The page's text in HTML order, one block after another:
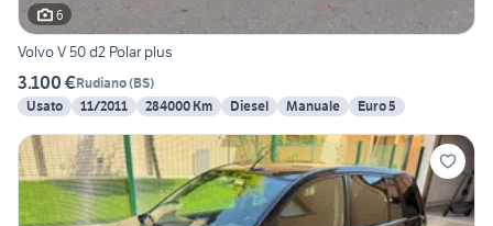
6
Volvo V 50 d2 Polar plus
3.100 €Rudiano(BS)
Usato
11/2011 284000 Km Diesel Manuale Euro 5